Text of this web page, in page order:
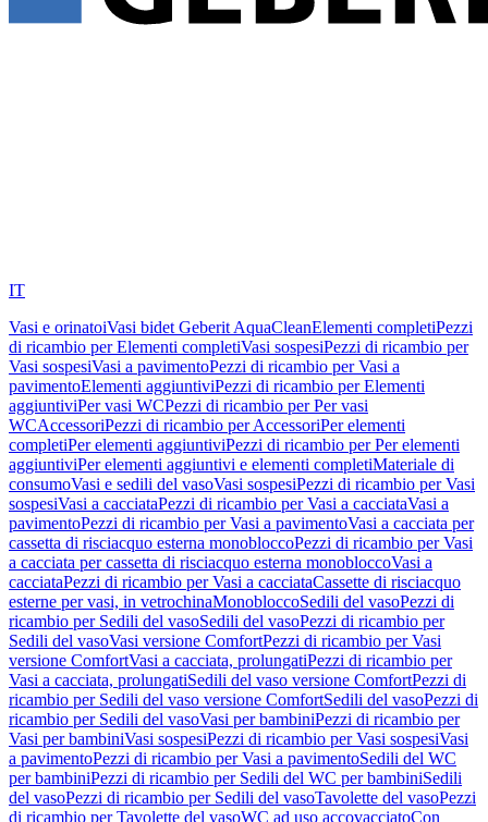
IT
Vasi e orinatoiVasi bidet Geberit AquaCleanElementi completiPezzi
di ricambio per Elementi completiVasi sospesiPezzi di ricambio per
Vasi sospesiVasi a pavimentoPezzi di ricambio per Vasi a
pavimentoElementi aggiuntiviPezzi di ricambio per Elementi
aggiuntiviPer vasi WCPezzi di ricambio per Per vasi
WCAccessoriPezzi di ricambio per AccessoriPer elementi
completiPer elementi aggiuntiviPezzi di ricambio per Per elementi
aggiuntiviPer elementi aggiuntivi e elementi completiMateriale di
consumoVasi e sedili del vasoVasi sospesiPezzi di ricambio per Vasi
sospesiVasi a cacciataPezzi di ricambio per Vasi a cacciataVasi a
pavimentoPezzi di ricambio per Vasi a pavimentoVasi a cacciata per
cassetta di risciacquo esterna monobloccoPezzi di ricambio per Vasi
a cacciata per cassetta di risciacquo esterna monobloccoVasi a
cacciataPezzi di ricambio per Vasi a cacciataCassette di risciacquo
esterne per vasi, in vetrochinaMonobloccoSedili del vasoPezzi di
ricambio per Sedili del vasoSedili del vasoPezzi di ricambio per
Sedili del vasoVasi versione ComfortPezzi di ricambio per Vasi
versione ComfortVasi a cacciata, prolungatiPezzi di ricambio per
Vasi a cacciata, prolungatiSedili del vaso versione ComfortPezzi di
ricambio per Sedili del vaso versione ComfortSedili del vasoPezzi di
ricambio per Sedili del vasoVasi per bambiniPezzi di ricambio per
Vasi per bambiniVasi sospesiPezzi di ricambio per Vasi sospesiVasi
a pavimentoPezzi di ricambio per Vasi a pavimentoSedili del WC
per bambiniPezzi di ricambio per Sedili del WC per bambiniSedili
del vasoPezzi di ricambio per Sedili del vasoTavolette del vasoPezzi
di ricambio per Tavolette del vasoWC ad uso accovacciatoCon